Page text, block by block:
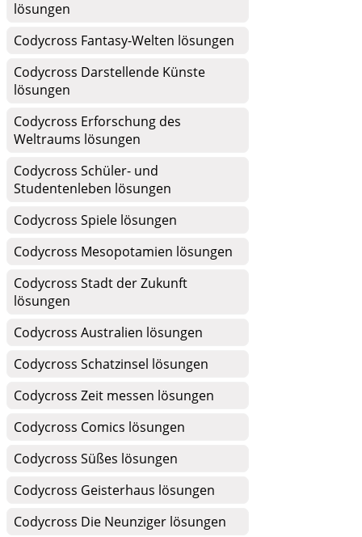
lösungen
Codycross Fantasy-Welten lösungen
Codycross Darstellende Künste
lösungen
Codycross Erforschung des
Weltraums lösungen
Codycross Schüler- und
Studentenleben lösungen
Codycross Spiele lösungen
Codycross Mesopotamien lösungen
Codycross Stadt der Zukunft
lösungen
Codycross Australien lösungen
Codycross Schatzinsel lösungen
Codycross Zeit messen lösungen
Codycross Comics lösungen
Codycross Süßes lösungen
Codycross Geisterhaus lösungen
Codycross Die Neunziger lösungen